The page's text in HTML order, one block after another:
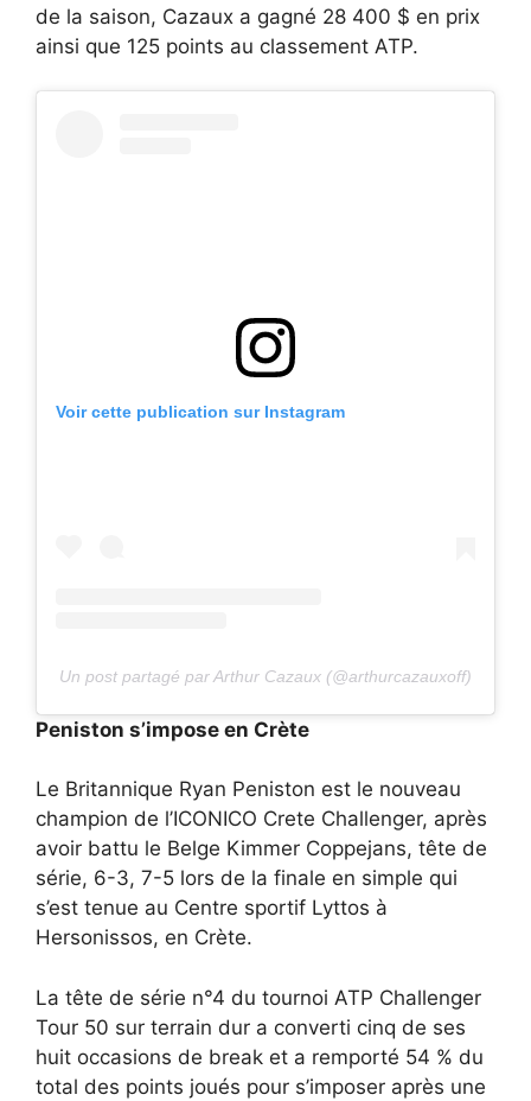
de la saison, Cazaux a gagné 28 400 $ en prix
ainsi que 125 points au classement ATP.
Voir cette publication sur Instagram
Un post partagé par Arthur Cazaux (@arthurcazauxoff)
Peniston s’impose en Crète
Le Britannique Ryan Peniston est le nouveau
champion de l’ICONICO Crete Challenger, après
avoir battu le Belge Kimmer Coppejans, tête de
série, 6-3, 7-5 lors de la finale en simple qui
s’est tenue au Centre sportif Lyttos à
Hersonissos, en Crète.
La tête de série n°4 du tournoi ATP Challenger
Tour 50 sur terrain dur a converti cinq de ses
huit occasions de break et a remporté 54 % du
total des points joués pour s’imposer après une